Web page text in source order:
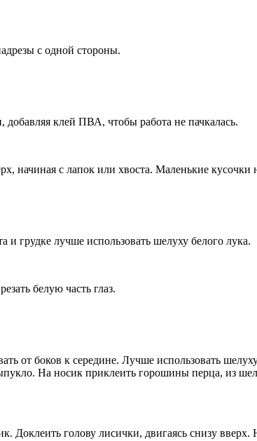
с одной стороны.
клей ПВА, чтобы работа не пачкалась.
начиная с лапок или хвоста. Маленькие
и грудке лучше использовать шелуху белого лука.
белую часть глаз.
от боков к середине. Лучше использовать
На носик приклеить горошины перца, из
голову лисички, двигаясь снизу